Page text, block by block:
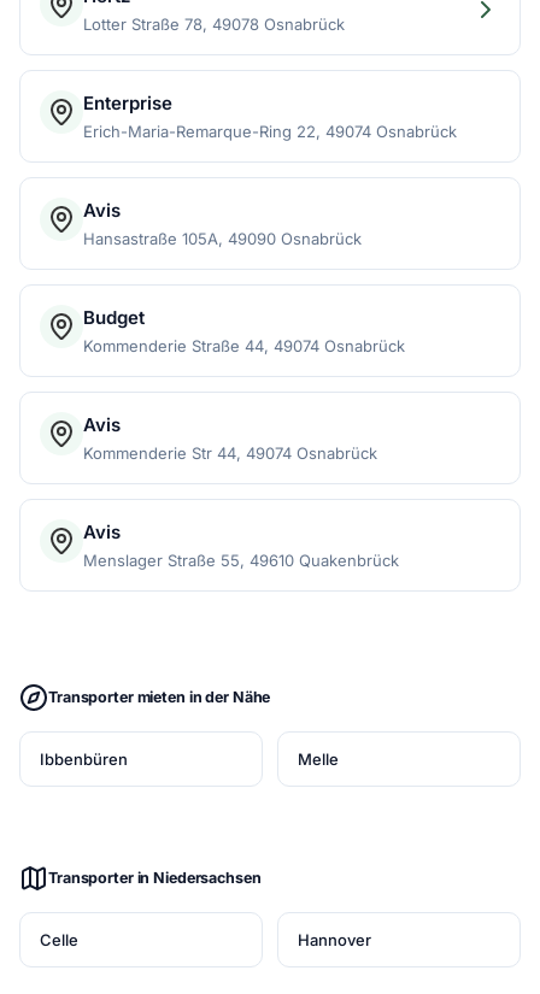
Lotter Straße 78, 49078 Osnabrück
Enterprise
Erich-Maria-Remarque-Ring 22, 49074 Osnabrück
Avis
Hansastraße 105A, 49090 Osnabrück
Budget
Kommenderie Straße 44, 49074 Osnabrück
Avis
Kommenderie Str 44, 49074 Osnabrück
Avis
Menslager Straße 55, 49610 Quakenbrück
Transporter mieten in der Nähe
Ibbenbüren Melle
Transporter in Niedersachsen
Celle Hannover